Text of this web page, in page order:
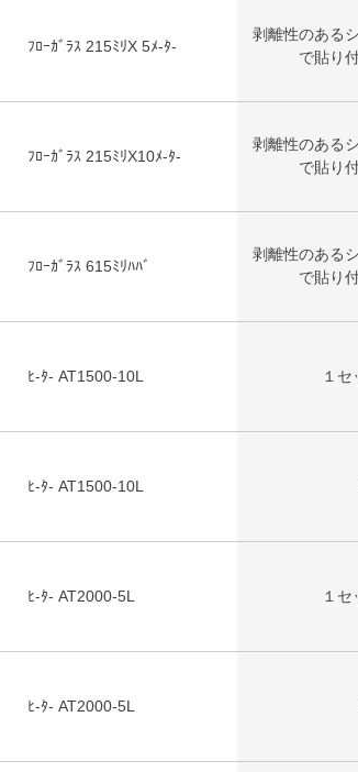
ﾌﾛｰｶﾞﾗｽ 215ﾐﾘX 5ﾒ-ﾀ-
剥離性のある
で貼り
ﾌﾛｰｶﾞﾗｽ 215ﾐﾘX10ﾒ-ﾀ-
剥離性のある
で貼り
ﾌﾛｰｶﾞﾗｽ 615ﾐﾘﾊﾊﾞ
剥離性のある
で貼り
ﾋ-ﾀ- AT1500-10L １
ﾋ-ﾀ- AT1500-10L
ﾋ-ﾀ- AT2000-5L １
ﾋ-ﾀ- AT2000-5L